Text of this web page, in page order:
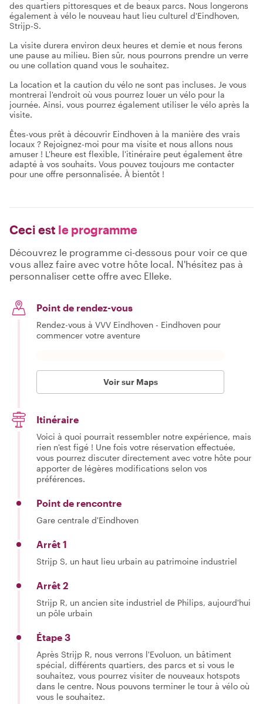
des quartiers pittoresques et de beaux parcs. Nous longerons
également à vélo le nouveau haut lieu culturel d'Eindhoven,
Strijp-S.
La visite durera environ deux heures et demie et nous ferons
une pause au milieu. Bien sûr, nous pourrons prendre un verre
ou une collation quand vous le souhaitez.
La location et la caution du vélo ne sont pas incluses. Je vous
montrerai l'endroit où vous pourrez louer un vélo pour la
journée. Ainsi, vous pourrez également utiliser le vélo après la
visite.
Êtes-vous prêt à découvrir Eindhoven à la manière des vrais
locaux ? Rejoignez-moi pour ma visite et nous allons nous
amuser ! L'heure est flexible, l'itinéraire peut également être
adapté à vos souhaits. Vous pouvez toujours me contacter
pour une offre personnalisée. À bientôt !
Ceci est le programme
Découvrez le programme ci-dessous pour voir ce que
vous allez faire avec votre hôte local. N'hésitez pas à
personnaliser cette offre avec Elleke.
Point de rendez-vous
Rendez-vous à VVV Eindhoven - Eindhoven pour
commencer votre aventure
Voir sur Maps
Itinéraire
Voici à quoi pourrait ressembler notre expérience, mais
rien n'est figé ! Une fois votre réservation effectuée,
vous pourrez discuter directement avec votre hôte pour
apporter de légères modifications selon vos
préférences.
Point de rencontre
Gare centrale d'Eindhoven
Arrêt 1
Strijp S, un haut lieu urbain au patrimoine industriel
Arrêt 2
Strijp R, un ancien site industriel de Philips, aujourd'hui
un pôle urbain
Étape 3
Après Strijp R, nous verrons l'Evoluon, un bâtiment
spécial, différents quartiers, des parcs et si vous le
souhaitez, vous pourrez visiter de nouveaux hotspots
dans le centre. Nous pouvons terminer le tour à vélo où
vous le souhaitez.